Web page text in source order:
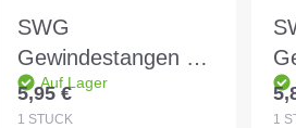
SWG
Gewindestangen vz
1mtr M10
Auf Lager
Regulärer Preis:
5,95 €
1 STÜCK 1